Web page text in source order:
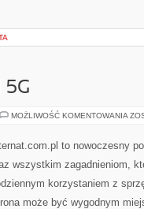
5G
MOŻLIWOŚĆ KOMENTOWANIA
to nowoczesny
wszystkim zagadnieniom,
korzystaniem z
może być wygodnym